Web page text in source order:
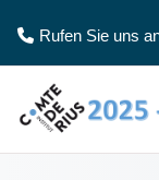
Rufen Sie uns